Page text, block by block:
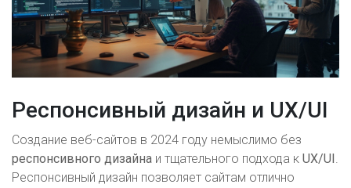
Респонсивный дизайн и UX/UI
Создание веб-сайтов в 2024 году немыслимо без
респонсивного дизайна и тщательного подхода к UX/UI.
Респонсивный дизайн позволяет сайтам отлично